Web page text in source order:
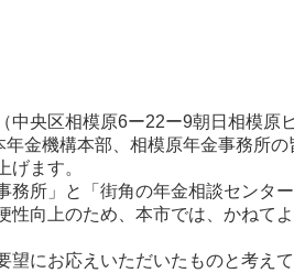
央区相模原6ー22ー9朝日相模原
金機構本部、相模原年金事務所
げます。
所」と「街角の年金相談センタ
向上のため、本市では、かねて
にお応えいただいたものと考え